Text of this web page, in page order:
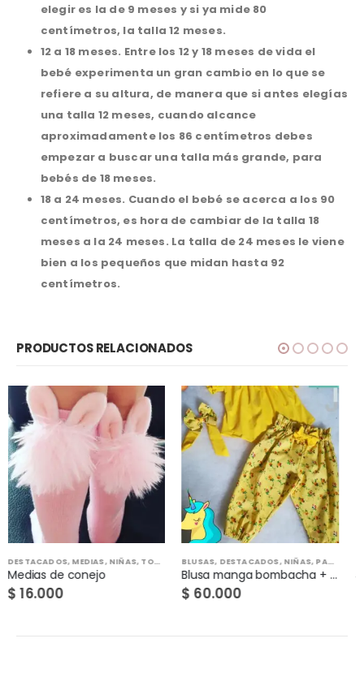
elegir es la de 9 meses y si ya mide 80
centímetros, la talla 12 meses.
12 a 18 meses. Entre los 12 y 18 meses de vida el
bebé experimenta un gran cambio en lo que se
refiere a su altura, de manera que si antes elegías
una talla 12 meses, cuando alcance
aproximadamente los 86 centímetros debes
empezar a buscar una talla más grande, para
bebés de 18 meses.
18 a 24 meses. Cuando el bebé se acerca a los 90
centímetros, es hora de cambiar de la talla 18
meses a la 24 meses. La talla de 24 meses le viene
bien a los pequeños que midan hasta 92
centímetros.
PRODUCTOS RELACIONADOS
BLUSAS,DESTACADOS,NIÑAS,PANTALÓNES ,TODO
$60.000
DESTACADOS,JARDINERAS
Jardinera con arandela
$65.000